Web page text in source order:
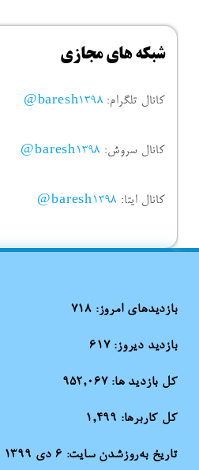
شبکه های مجازی
کانال تلگرام: baresh1398@
کانال سروش: baresh1398@
کانال ایتا: baresh1398@
بازدیدهای امروز:718
بازدید دیروز:617
کل بازدید ها:952,067
کل کاربرها: 1,499
تاریخ به‌روزشدن سایت: ۶ دی ۱۳۹۹